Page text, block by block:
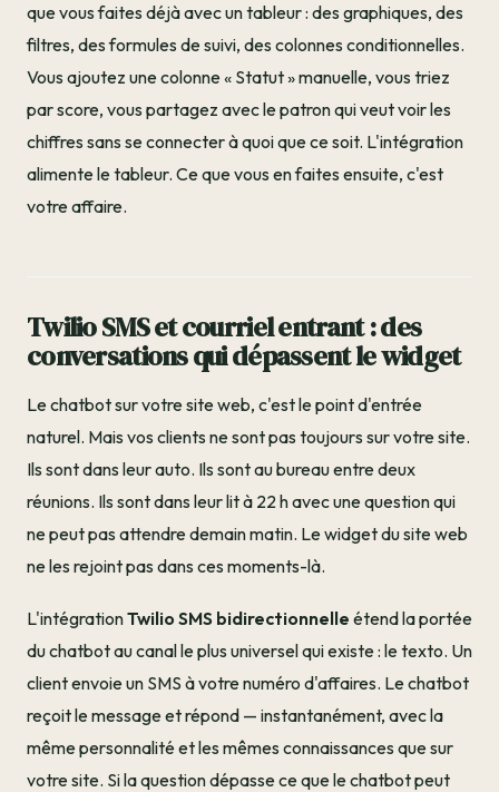
que vous faites déjà avec un tableur : des graphiques, des
filtres, des formules de suivi, des colonnes conditionnelles.
Vous ajoutez une colonne « Statut » manuelle, vous triez
par score, vous partagez avec le patron qui veut voir les
chiffres sans se connecter à quoi que ce soit. L'intégration
alimente le tableur. Ce que vous en faites ensuite, c'est
votre affaire.
Twilio SMS et courriel entrant : des
conversations qui dépassent le widget
Le chatbot sur votre site web, c'est le point d'entrée
naturel. Mais vos clients ne sont pas toujours sur votre site.
Ils sont dans leur auto. Ils sont au bureau entre deux
réunions. Ils sont dans leur lit à 22 h avec une question qui
ne peut pas attendre demain matin. Le widget du site web
ne les rejoint pas dans ces moments-là.
L'intégrationTwilio SMS bidirectionnelle étend la portée
du chatbot au canal le plus universel qui existe : le texto. Un
client envoie un SMS à votre numéro d'affaires. Le chatbot
reçoit le message et répond — instantanément, avec la
même personnalité et les mêmes connaissances que sur
votre site. Si la question dépasse ce que le chatbot peut